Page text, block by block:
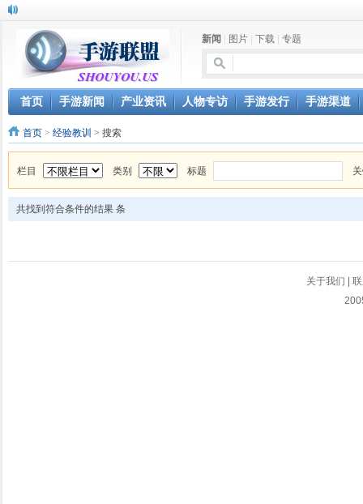
新闻 图片 下载 专题
首页 手游新闻 产业资讯 人物专访 手游发行 手游渠道
首页 > 经验教训 > 搜索
栏目 类别 标题
共找到符合条件的结果 条
关于我们